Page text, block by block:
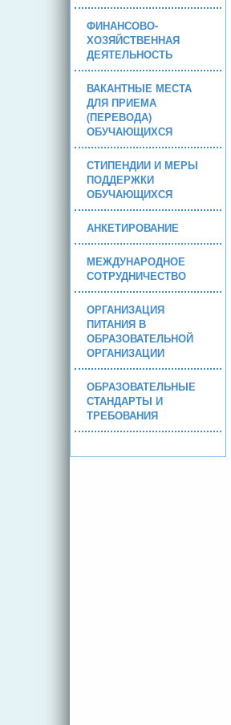
ФИНАНСОВО-
ХОЗЯЙСТВЕННАЯ
ДЕЯТЕЛЬНОСТЬ
ВАКАНТНЫЕ МЕСТА
ДЛЯ ПРИЕМА
(ПЕРЕВОДА)
ОБУЧАЮЩИХСЯ
СТИПЕНДИИ И МЕРЫ
ПОДДЕРЖКИ
ОБУЧАЮЩИХСЯ
АНКЕТИРОВАНИЕ
МЕЖДУНАРОДНОЕ
СОТРУДНИЧЕСТВО
ОРГАНИЗАЦИЯ
ПИТАНИЯ В
ОБРАЗОВАТЕЛЬНОЙ
ОРГАНИЗАЦИИ
ОБРАЗОВАТЕЛЬНЫЕ
СТАНДАРТЫ И
ТРЕБОВАНИЯ